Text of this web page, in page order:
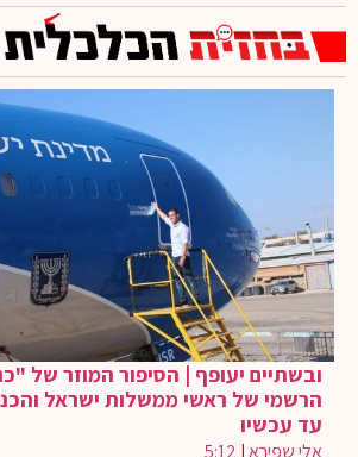
ובשתיים יעופף | הסיפור המוזר של
הרשמי של ראשי ממשלות ישראל
עד עכשיו
אלי שפירא|
5:12